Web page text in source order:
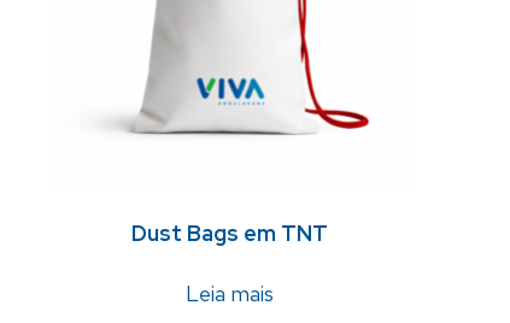
Dust Bags em TNT
Leia mais